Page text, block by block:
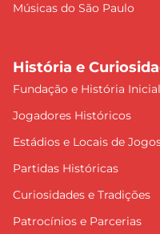
Músicas do São Paulo
História e
Fundação e História Inicial
Jogadores Históricos
Estádios e Locais de
Partidas Históricas
Curiosidades e Tradições
Patrocínios e Parcerias